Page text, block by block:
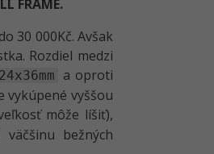
FRAME.
30 000Kč. Avšak
Rozdiel medzi
24x36mm
a oproti
vykúpené vyššou
môže líšiť),
bežných